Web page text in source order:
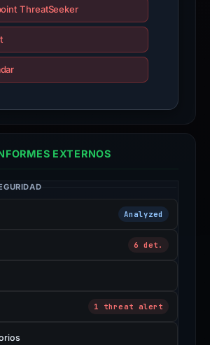
ThreatSeeker
EXTERNOS
Analyzed
6 det.
1 threat alert